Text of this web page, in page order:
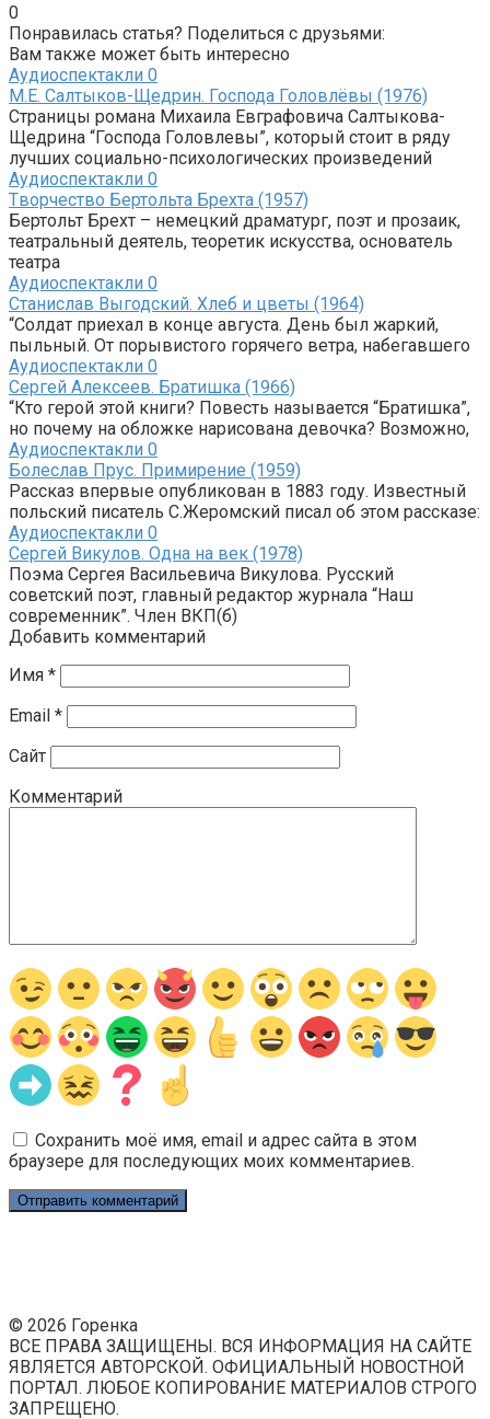
0
Понравилась статья? Поделиться с друзьями:
Вам также может быть интересно
Аудиоспектакли 0
М.Е. Салтыков-Щедрин. Господа Головлёвы (1976)
Страницы романа Михаила Евграфовича Салтыкова-
Щедрина “Господа Головлевы”, который стоит в ряду
лучших социально-психологических произведений
Аудиоспектакли 0
Tворчество Бертольта Брехта (1957)
Бертольт Брехт – немецкий драматург, поэт и прозаик,
театральный деятель, теоретик искусства, основатель
театра
Аудиоспектакли 0
Станислав Выгодский. Хлеб и цветы (1964)
“Солдат приехал в конце августа. День был жаркий,
пыльный. От порывистого горячего ветра, набегавшего
Аудиоспектакли 0
Сергей Алексеев. Братишка (1966)
“Кто герой этой книги? Повесть называется “Братишка”,
но почему на обложке нарисована девочка? Возможно,
Аудиоспектакли 0
Болеслав Прус. Примирение (1959)
Рассказ впервые опубликован в 1883 году. Известный
польский писатель С.Жеромский писал об этом рассказе:
Аудиоспектакли 0
Сергей Викулов. Одна на век (1978)
Поэма Сергея Васильевича Викулова. Русский
советский поэт, главный редактор журнала “Наш
современник”. Член ВКП(б)
Добавить комментарий
Имя *
Email *
Сайт
Комментарий
Сохранить моё имя, email и адрес сайта в этом
браузере для последующих моих комментариев.
© 2026 Горенка
ВСЕ ПРАВА ЗАЩИЩЕНЫ. ВСЯ ИНФОРМАЦИЯ НА САЙТЕ
ЯВЛЯЕТСЯ АВТОРСКОЙ. ОФИЦИАЛЬНЫЙ НОВОСТНОЙ
ПОРТАЛ. ЛЮБОЕ КОПИРОВАНИЕ МАТЕРИАЛОВ СТРОГО
ЗАПРЕЩЕНО.